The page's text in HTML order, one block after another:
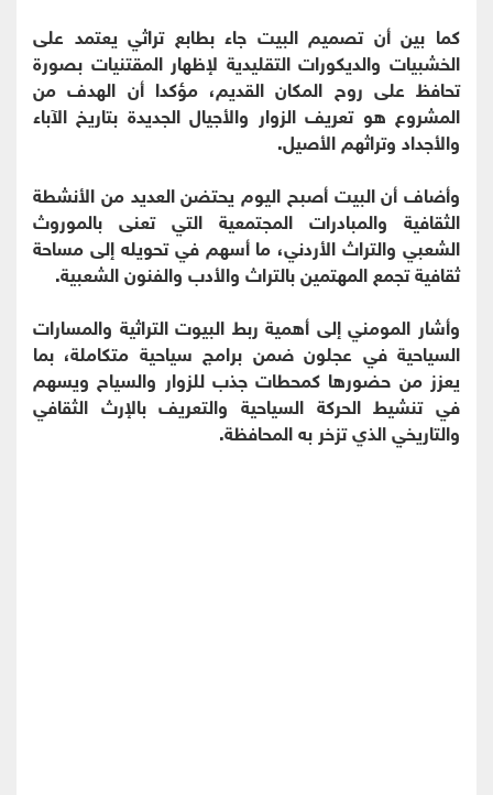
كما بين أن تصميم البيت جاء بطابع تراثي يعتمد على
الخشبيات والديكورات التقليدية لإظهار المقتنيات بصورة
تحافظ على روح المكان القديم، مؤكدا أن الهدف من
المشروع هو تعريف الزوار والأجيال الجديدة بتاريخ الآباء
والأجداد وتراثهم الأصيل.
وأضاف أن البيت أصبح اليوم يحتضن العديد من الأنشطة
الثقافية والمبادرات المجتمعية التي تعنى بالموروث
الشعبي والتراث الأردني، ما أسهم في تحويله إلى مساحة
ثقافية تجمع المهتمين بالتراث والأدب والفنون الشعبية.
وأشار المومني إلى أهمية ربط البيوت التراثية والمسارات
السياحية في عجلون ضمن برامج سياحية متكاملة، بما
يعزز من حضورها كمحطات جذب للزوار والسياح ويسهم
في تنشيط الحركة السياحية والتعريف بالإرث الثقافي
والتاريخي الذي تزخر به المحافظة.